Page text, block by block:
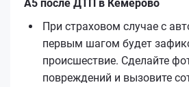
A5 после ДТП в Кемерово
При страховом случае с
первым шагом будет
происшествие. Сделайте
повреждений и вызовите